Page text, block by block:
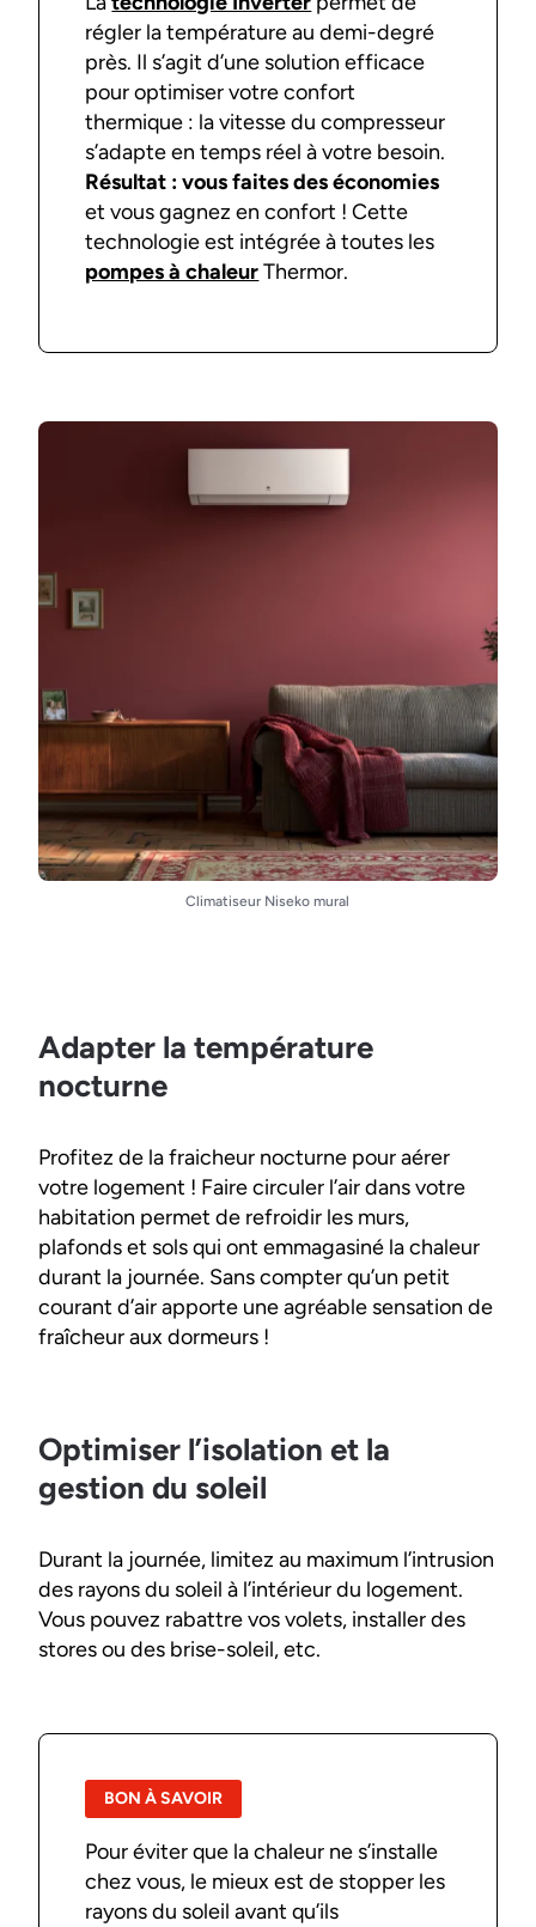
régler la température au demi-degré
près. Il s’agit d’une solution efficace
pour optimiser votre confort
thermique : la vitesse du compresseur
s’adapte en temps réel à votre besoin.
Résultat : vous faites des économies
et vous gagnez en confort ! Cette
technologie est intégrée à toutes les
pompes à chaleurThermor.
Climatiseur Niseko mural
Adapter la température
nocturne
Profitez de la fraicheur nocturne pour aérer
votre logement ! Faire circuler l’air dans votre
habitation permet de refroidir les murs,
plafonds et sols qui ont emmagasiné la chaleur
durant la journée. Sans compter qu’un petit
courant d’air apporte une agréable sensation de
fraîcheur aux dormeurs !
Optimiser l’isolation et la
gestion du soleil
Durant la journée, limitez au maximum l’intrusion
des rayons du soleil à l’intérieur du logement.
Vous pouvez rabattre vos volets, installer des
stores ou des brise-soleil, etc.
BON À SAVOIR
Pour éviter que la chaleur ne s’installe
chez vous, le mieux est de stopper les
rayons du soleil avant qu’ils